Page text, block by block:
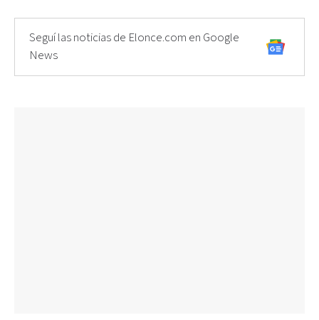
Seguí las noticias de Elonce.com en Google
News